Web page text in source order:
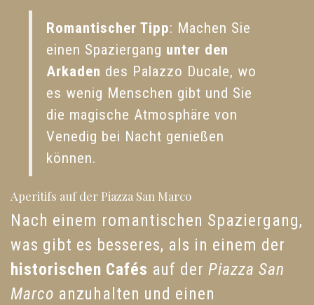
Romantischer Tipp: Machen Sie
einen Spaziergang unter den
Arkaden des Palazzo Ducale, wo
es wenig Menschen gibt und Sie
die magische Atmosphäre von
Venedig bei Nacht genießen
können.
Aperitifs auf der Piazza San Marco
Nach einem romantischen Spaziergang,
was gibt es besseres, als in einem der
historischen Cafés auf der Piazza San
Marco anzuhalten und einen